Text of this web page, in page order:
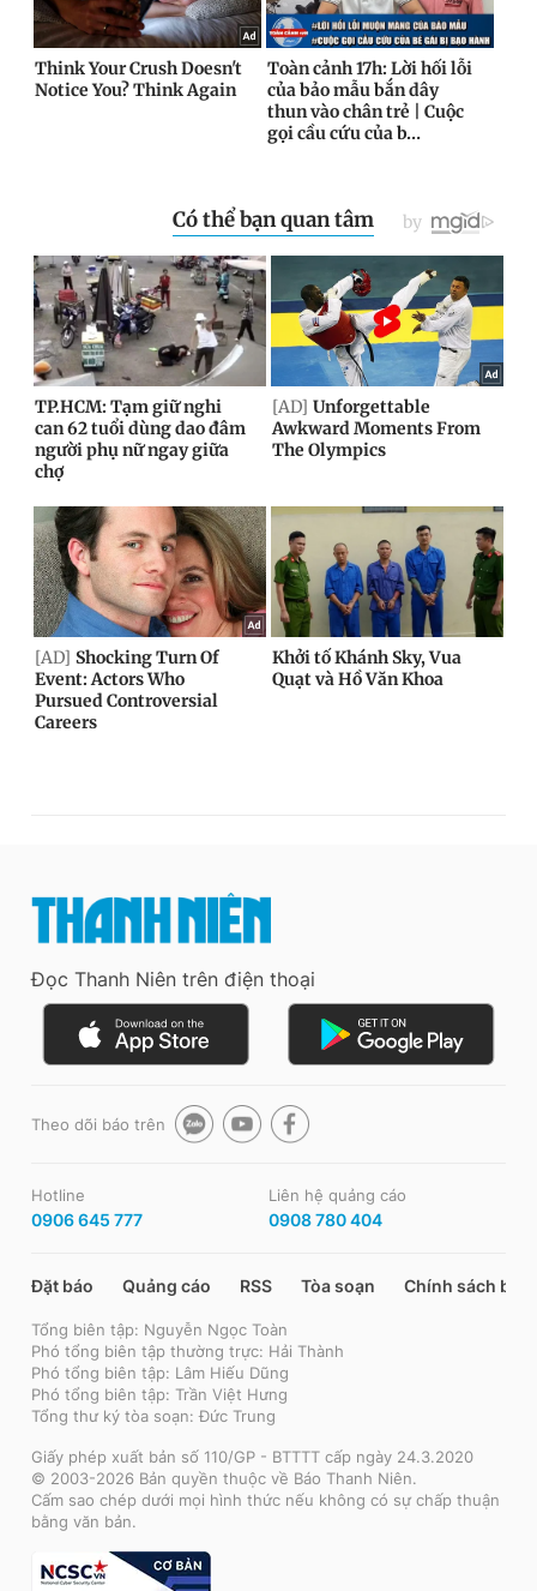
Đọc Thanh Niên trên điện thoại
Theo dõi báo trên
Hotline
0906 645 777
Liên hệ quảng cáo
0908 780 404
Đặt báo Quảng cáo RSS Tòa soạn Chính sách bảo
Tổng biên tập: Nguyễn Ngọc Toàn
Phó tổng biên tập thường trực: Hải Thành
Phó tổng biên tập: Lâm Hiếu Dũng
Phó tổng biên tập: Trần Việt Hưng
Tổng thư ký tòa soạn: Đức Trung
Giấy phép xuất bản số 110/GP - BTTTT cấp ngày 24.3.2020
© 2003-2026 Bản quyền thuộc về Báo Thanh Niên.
Cấm sao chép dưới mọi hình thức nếu không có sự chấp thuận
bằng văn bản.